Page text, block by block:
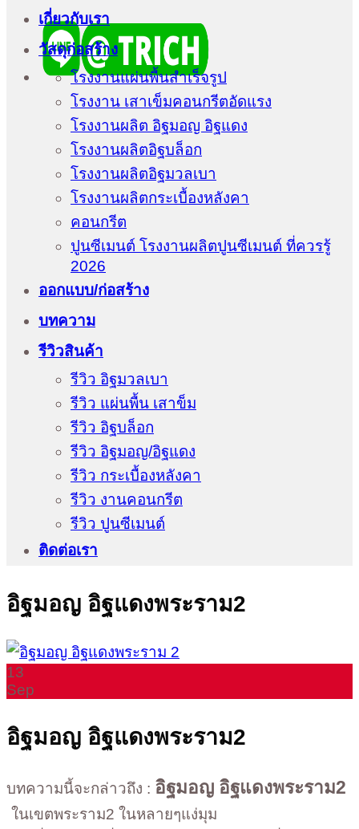
เกี่ยวกับเรา
วัสดุก่อสร้าง
โรงงานแผ่นพื้นสำเร็จรูป
โรงงาน เสาเข็มคอนกรีตอัดแรง
โรงงานผลิต อิฐมอญ อิฐแดง
โรงงานผลิตอิฐบล็อก
โรงงานผลิตอิฐมวลเบา
โรงงานผลิตกระเบื้องหลังคา
คอนกรีต
ปูนซีเมนต์ โรงงานผลิตปูนซีเมนต์ ที่ควรรู้
2026
ออกแบบ/ก่อสร้าง
บทความ
รีวิวสินค้า
รีวิว อิฐมวลเบา
รีวิว แผ่นพื้น เสาข็ม
รีวิว อิฐบล็อก
รีวิว อิฐมอญ/อิฐแดง
รีวิว กระเบื้องหลังคา
รีวิว งานคอนกรีต
รีวิว ปูนซีเมนต์
ติดต่อเรา
อิฐมอญ อิฐแดงพระราม2
13
Sep
อิฐมอญ อิฐแดงพระราม2
บทความนี้จะกล่าวถึง : อิฐมอญ อิฐแดงพระราม2
ในเขตพระราม2 ในหลายๆแง่มุม